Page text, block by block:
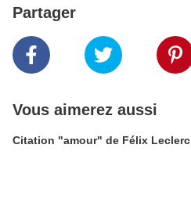
Partager
Vous aimerez aussi
Citation "amour" de Félix Leclerc